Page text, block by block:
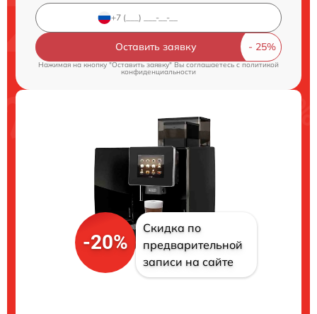
Оставить заявку
Нажимая на кнопку "Оставить заявку" Вы соглашаетесь cполитикой
конфиденциальности
-20%
Скидка по
предварительной
записи на сайте